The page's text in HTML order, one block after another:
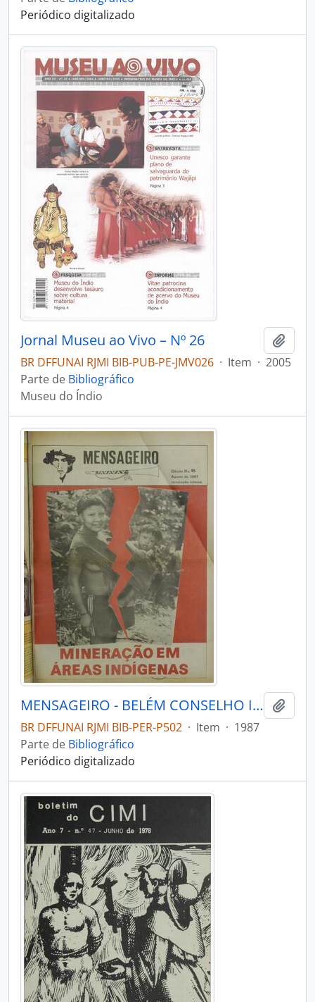
Periódico digitalizado
Jornal Museu ao Vivo – Nº 26
BR DFFUNAI RJMI BIB-PUB-PE-JMV026 · Item · 2005
Parte de Bibliográfico
Museu do Índio
MENSAGEIRO - BELÉM CONSELHO INDIGENISTA MISSIONÁRIO - 1987 - Nº45
BR DFFUNAI RJMI BIB-PER-P502 · Item · 1987
Parte de Bibliográfico
Periódico digitalizado